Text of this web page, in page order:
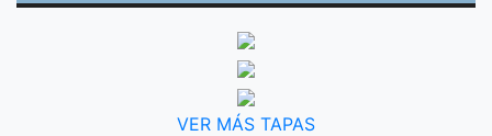
VER MÁS TAPAS